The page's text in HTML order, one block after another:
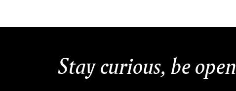
Stay curious, be open